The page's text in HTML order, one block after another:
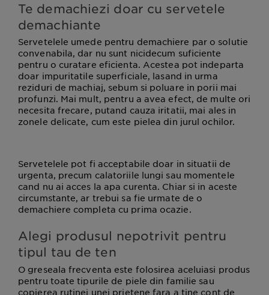
Te demachiezi doar cu servetele
demachiante
Servetelele umede pentru demachiere par o solutie
convenabila, dar nu sunt nicidecum suficiente
pentru o curatare eficienta. Acestea pot indeparta
doar impuritatile superficiale, lasand in urma
reziduri de machiaj, sebum si poluare in porii mai
profunzi. Mai mult, pentru a avea efect, de multe ori
necesita frecare, putand cauza iritatii, mai ales in
zonele delicate, cum este pielea din jurul ochilor.
Servetelele pot fi acceptabile doar in situatii de
urgenta, precum calatoriile lungi sau momentele
cand nu ai acces la apa curenta. Chiar si in aceste
circumstante, ar trebui sa fie urmate de o
demachiere completa cu prima ocazie.
Alegi produsul nepotrivit pentru
tipul tau de ten
O greseala frecventa este folosirea aceluiasi produs
pentru toate tipurile de piele din familie sau
copierea rutinei unei prietene fara a tine cont de